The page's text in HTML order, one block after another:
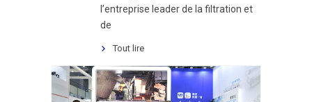
l’entreprise leader de la filtration et
de
Tout lire